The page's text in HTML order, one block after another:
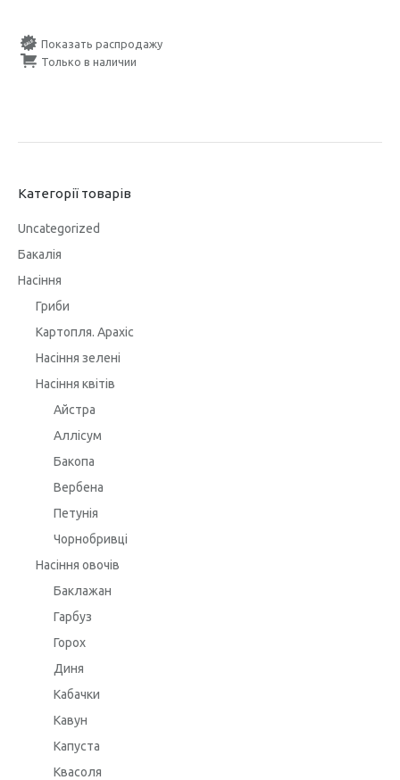
Показать распродажу
Только в наличии
Категорії товарів
Uncategorized
Бакалія
Насіння
Гриби
Картопля. Арахіс
Насіння зелені
Насіння квітів
Айстра
Аллісум
Бакопа
Вербена
Петунія
Чорнобривці
Насіння овочів
Баклажан
Гарбуз
Горох
Диня
Кабачки
Кавун
Капуста
Квасоля